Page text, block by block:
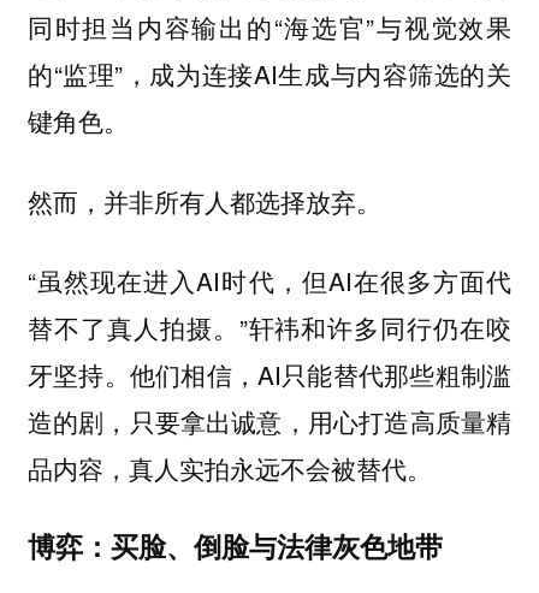
同时担当内容输出的“海选官”与视觉效果
的“监理”，成为连接AI生成与内容筛选的关
键角色。
然而，并非所有人都选择放弃。
“虽然现在进入AI时代，但AI在很多方面代
替不了真人拍摄。”轩祎和许多同行仍在咬
牙坚持。他们相信，AI只能替代那些粗制滥
造的剧，只要拿出诚意，用心打造高质量精
品内容，真人实拍永远不会被替代。
博弈：买脸、倒脸与法律灰色地带